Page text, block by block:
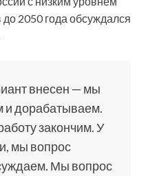
2050 года обсуждался
внесен — мы
и дорабатываем.
закончим. У
мы вопрос
Мы вопрос